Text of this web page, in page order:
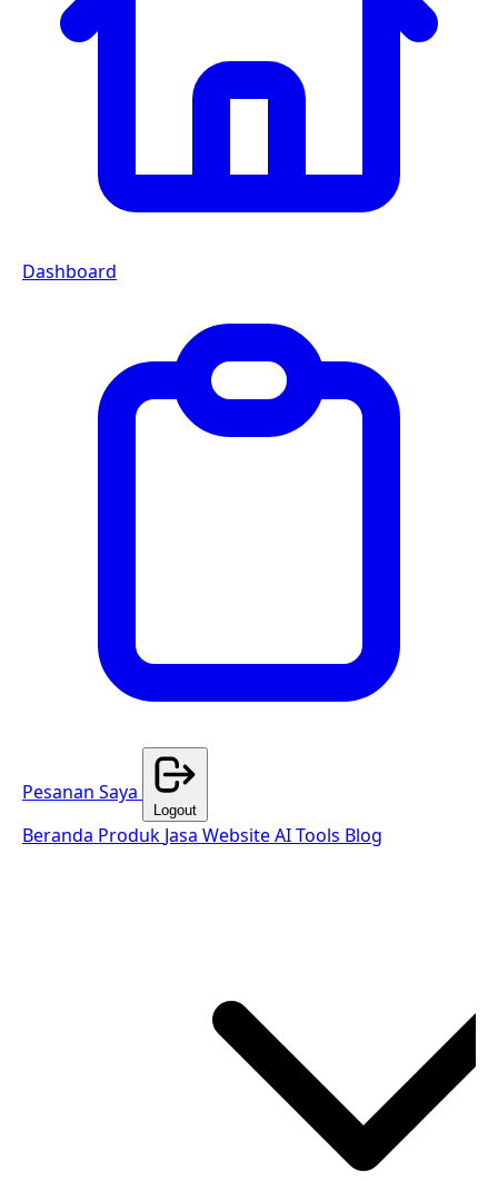
Dashboard
Pesanan Saya
Logout
Beranda Produk Jasa WebsiteAI Tools Blog